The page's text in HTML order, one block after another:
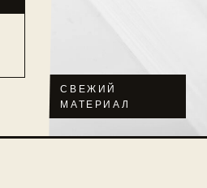
СВЕЖИЙ
МАТЕРИАЛ